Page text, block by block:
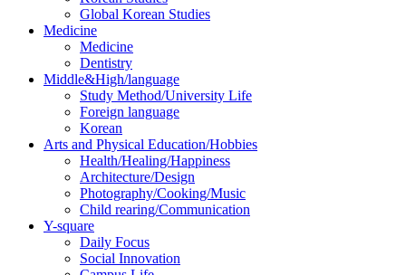
Global Korean Studies
Medicine
Medicine
Dentistry
Middle&High/language
Study Method/University Life
Foreign language
Korean
Arts and Physical Education/Hobbies
Health/Healing/Happiness
Architecture/Design
Photography/Cooking/Music
Child rearing/Communication
Y-square
Daily Focus
Social Innovation